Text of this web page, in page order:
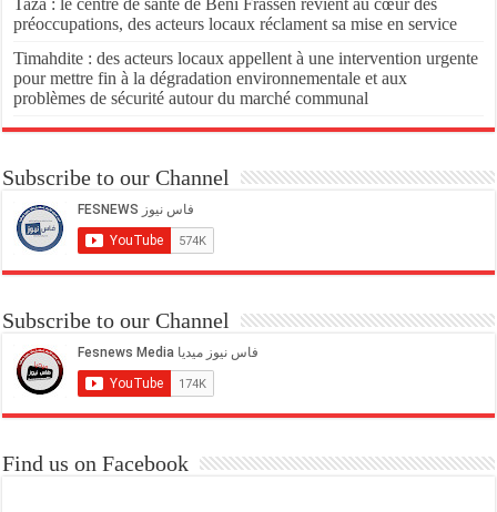
Taza : le centre de santé de Beni Frassen revient au cœur des
préoccupations, des acteurs locaux réclament sa mise en service
Timahdite : des acteurs locaux appellent à une intervention urgente
pour mettre fin à la dégradation environnementale et aux
problèmes de sécurité autour du marché communal
Subscribe to our Channel
Subscribe to our Channel
Find us on Facebook